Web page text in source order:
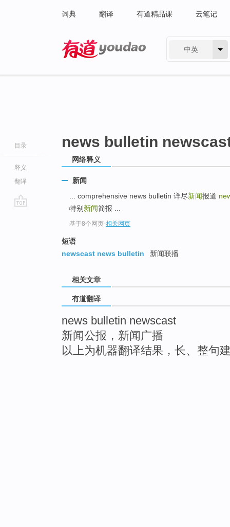
词典 翻译 有道精品课 云笔记
中英
目录
释义
翻译
news bulletin
网络释义
新闻
... comprehensive news bulletin 详尽新闻报道
特别 新闻简报 ...
基于8个网页-相关网页
短语
newscast news bulletin
新闻联播
相关文章
有道翻译
news bulletin newscast
新闻公报，新闻广播
以上为机器翻译结果，长、整句